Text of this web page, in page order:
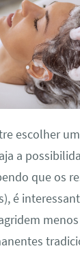
escolher
a
que os
é